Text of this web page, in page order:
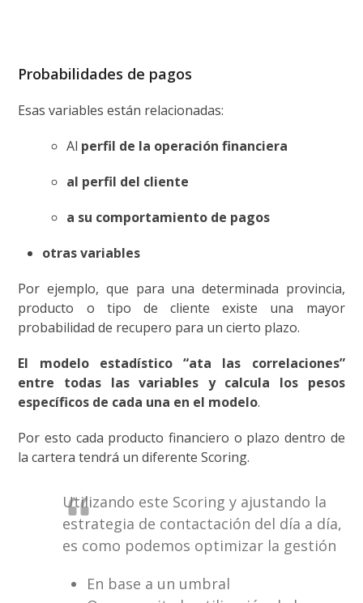
Probabilidades de pagos
Esas variables están relacionadas:
Al perfil de la operación financiera
al perfil del cliente
a su comportamiento de pagos
otras variables
Por ejemplo, que para una determinada provincia,
producto o tipo de cliente existe una mayor
probabilidad de recupero para un cierto plazo.
El modelo estadístico “ata las correlaciones”
entre todas las variables y calcula los pesos
específicos de cada una en el modelo.
Por esto cada producto financiero o plazo dentro de
la cartera tendrá un diferente Scoring.
Utilizando este Scoring y ajustando la
estrategia de contactación del día a día,
es como podemos optimizar la gestión
En base a un umbral